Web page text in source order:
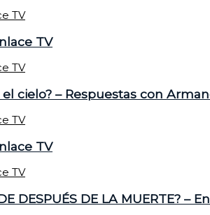
TV
cielo? – Respuestas con
TV
DESPUÉS DE LA MUERTE? –